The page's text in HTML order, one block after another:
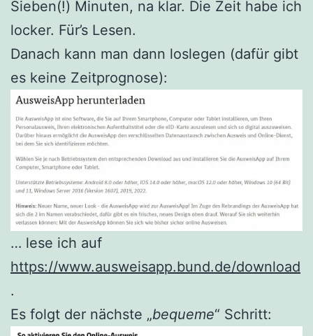
Sieben(!) Minuten, na klar. Die Zeit habe ich
locker. Für’s Lesen.
Danach kann man dann loslegen (dafür gibt
es keine Zeitprognose):
… lese ich auf
https://www.ausweisapp.bund.de/download
.
Es folgt der nächste „bequeme“ Schritt: